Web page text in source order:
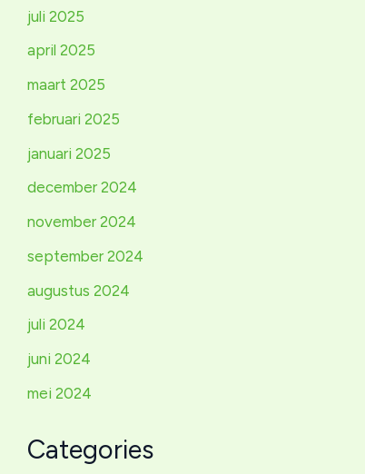
juli 2025
april 2025
maart 2025
februari 2025
januari 2025
december 2024
november 2024
september 2024
augustus 2024
juli 2024
juni 2024
mei 2024
Categories